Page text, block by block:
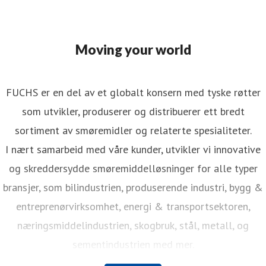
Moving your world
FUCHS er en del av et globalt konsern med tyske røtter
som utvikler, produserer og distribuerer ett bredt
sortiment av smøremidler og relaterte spesialiteter.
I nært samarbeid med våre kunder, utvikler vi innovative
og skreddersydde smøremiddelløsninger for alle typer
bransjer, som bilindustrien, produserende industri, bygg &
entreprenørvirksomhet, energi & transportsektoren,
næringsmiddelindustrien, skogbruk, stål, metall, og
sementindustrien med mer.